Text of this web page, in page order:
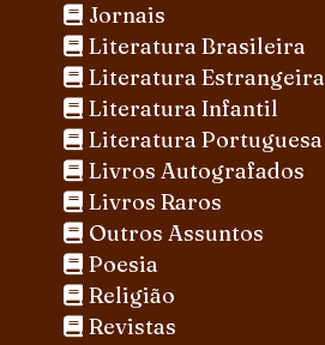
Jornais
Literatura Brasileira
Literatura Estrangeira
Literatura Infantil
Literatura Portuguesa
Livros Autografados
Livros Raros
Outros Assuntos
Poesia
Religião
Revistas